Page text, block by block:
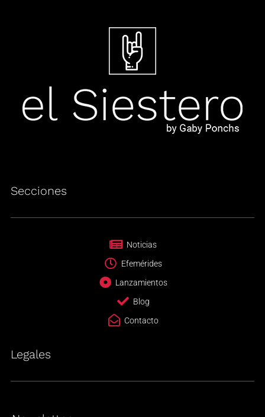
Secciones
Noticias
Efemérides
Lanzamientos
Blog
Contacto
Legales